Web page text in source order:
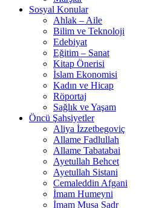
Sosyal Konular
Ahlak – Aile
Bilim ve Teknoloji
Edebiyat
Eğitim – Sanat
Kitap Önerisi
İslam Ekonomisi
Kadın ve Hicap
Röportaj
Sağlık ve Yaşam
Öncü Şahsiyetler
Aliya İzzetbegoviç
Allame Fadlullah
Allame Tabatabai
Ayetullah Behcet
Ayetullah Sistani
Cemaleddin Afgani
İmam Humeyni
İmam Musa Sadr